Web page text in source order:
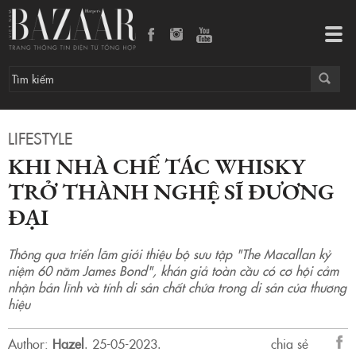
LIFESTYLE
KHI NHÀ CHẾ TÁC WHISKY
TRỞ THÀNH NGHỆ SĨ ĐƯƠNG
ĐẠI
Thông qua triển lãm giới thiệu bộ sưu tập "The Macallan kỷ
niệm 60 năm James Bond", khán giả toàn cầu có cơ hội cảm
nhận bản lĩnh và tính di sản chất chứa trong di sản của thương
hiệu
Author: Hazel. 25-05-2023.
chia sẻ
Khi nhà chế tác whisky trở thành nghệ sĩ đương đại